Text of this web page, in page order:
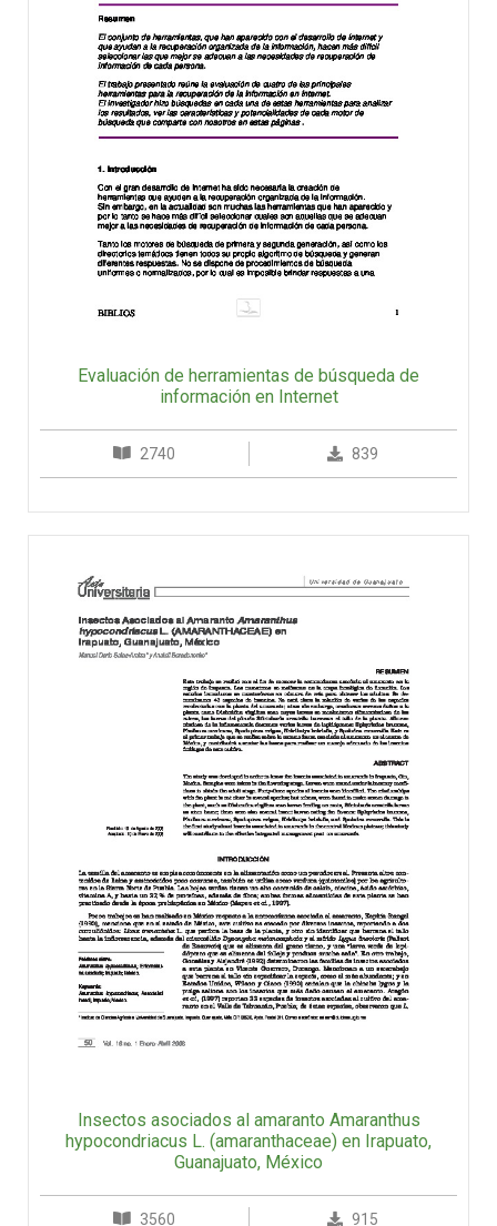
Evaluación de herramientas de búsqueda de
información en Internet
2740 839
Insectos asociados al amaranto Amaranthus
hypocondriacus L. (amaranthaceae) en Irapuato,
Guanajuato, México
3560 915